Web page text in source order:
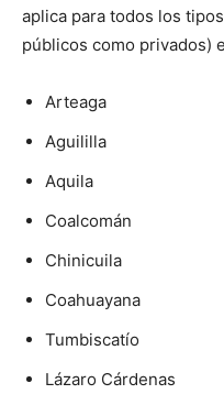
aplica para todos los
públicos como privados)
Arteaga
Aguililla
Aquila
Coalcomán
Chinicuila
Coahuayana
Tumbiscatío
Lázaro Cárdenas